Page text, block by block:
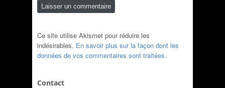
Ce site utilise Akismet pour réduire les
indésirables. En savoir plus sur la façon dont les
données de vos commentaires sont traitées.
Contact